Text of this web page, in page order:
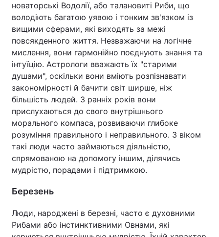
новаторські Водолії, або талановиті Риби, що
володіють багатою уявою і тонким зв'язком із
вищими сферами, які виходять за межі
повсякденного життя. Незважаючи на логічне
мислення, вони гармонійно поєднують знання та
інтуїцію. Астрологи вважають їх "старими
душами", оскільки вони вміють розпізнавати
закономірності й бачити світ ширше, ніж
більшість людей. З ранніх років вони
прислухаються до свого внутрішнього
морального компаса, розвиваючи глибоке
розуміння правильного і неправильного. З віком
такі люди часто займаються діяльністю,
спрямованою на допомогу іншим, ділячись
мудрістю, порадами і підтримкою.
Березень
Люди, народжені в березні, часто є духовними
Рибами або інстинктивними Овнами, які